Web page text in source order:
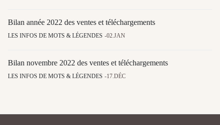
Bilan année 2022 des ventes et téléchargements
LES INFOS DE MOTS & LÉGENDES 02.JAN
Bilan novembre 2022 des ventes et téléchargements
LES INFOS DE MOTS & LÉGENDES 17.DÉC